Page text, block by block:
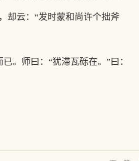
却云：“发时蒙和尚许个拙斧
。师曰：“犹滞瓦砾在。”曰：